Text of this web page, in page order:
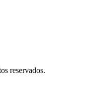
reservados.